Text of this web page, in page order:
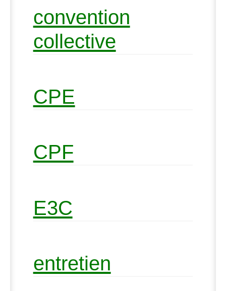
convention
collective
CPE
CPF
E3C
entretien